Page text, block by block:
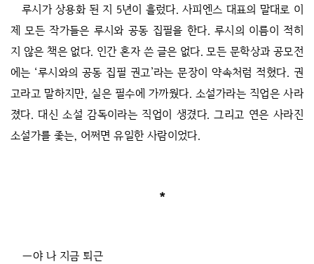
루시가 상용화 된 지 5년이 흘렀다. 사피엔스 대표의 말대로 이
제 모든 작가들은 루시와 공동 집필을 한다. 루시의 이름이 적히
지 않은 책은 없다. 인간 혼자 쓴 글은 없다. 모든 문학상과 공모전
에는 ‘루시와의 공동 집필 권고’라는 문장이 약속처럼 적혔다. 권
고라고 말하지만, 실은 필수에 가까웠다. 소설가라는 직업은 사라
졌다. 대신 소설 감독이라는 직업이 생겼다. 그리고 연은 사라진
소설가를 좇는, 어쩌면 유일한 사람이었다.
*
―야 나 지금 퇴근